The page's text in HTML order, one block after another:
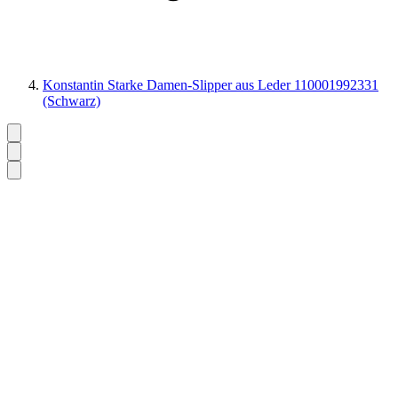
Konstantin Starke Damen-Slipper aus Leder 110001992331
(Schwarz)